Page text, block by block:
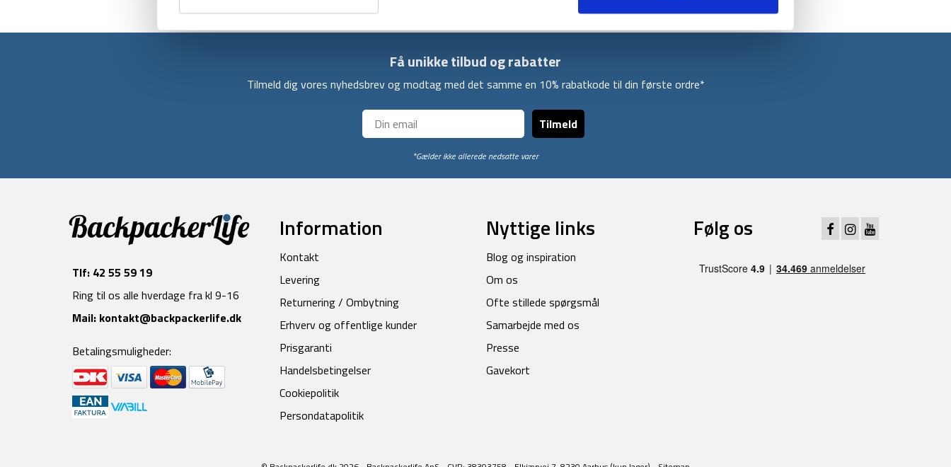
Få unikke tilbud og rabatter
Tilmeld dig vores nyhedsbrev og modtag med det samme en 10% rabatkode til din første ordre*
Tilmeld
*Gælder ikke allerede nedsatte varer
Tlf: 42 55 59 19
Ring til os alle hverdage fra kl 9-16
Mail: kontakt@backpackerlife.dk
Betalingsmuligheder:
Information
Kontakt
Levering
Returnering / Ombytning
Erhverv og offentlige kunder
Prisgaranti
Handelsbetingelser
Cookiepolitik
Persondatapolitik
Nyttige links
Blog og inspiration
Om os
Ofte stillede spørgsmål
Samarbejde med os
Presse
Gavekort
Følg os